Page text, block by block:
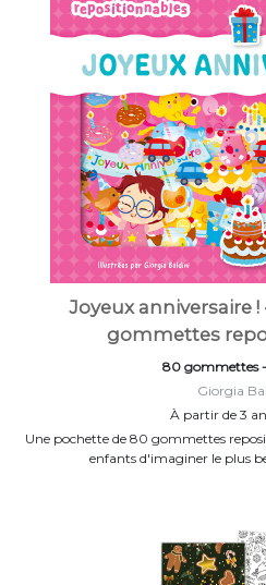
Joyeux anniversaire
gommettes
80 gommettes -
Giorgia
À partir de 3
Une pochette de 80 gommettes
enfants d'imaginer le plus